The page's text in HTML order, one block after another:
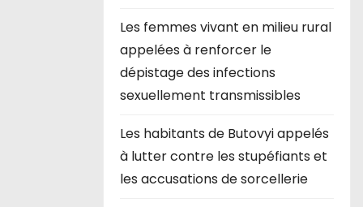
Les femmes vivant en milieu rural
appelées à renforcer le
dépistage des infections
sexuellement transmissibles
Les habitants de Butovyi appelés
à lutter contre les stupéfiants et
les accusations de sorcellerie